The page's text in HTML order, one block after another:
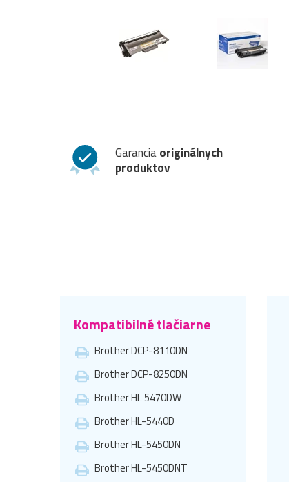
Garanciaoriginálnych
produktov
Kompatibilné tlačiarne
Brother DCP-8110DN
Brother DCP-8250DN
Brother HL 5470DW
Brother HL-5440D
Brother HL-5450DN
Brother HL-5450DNT